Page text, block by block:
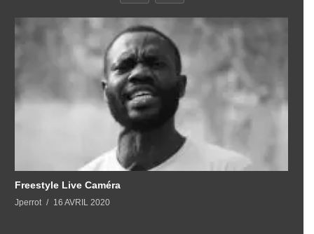
Freestyle Live Caméra
Jperrot 16 AVRIL 2020